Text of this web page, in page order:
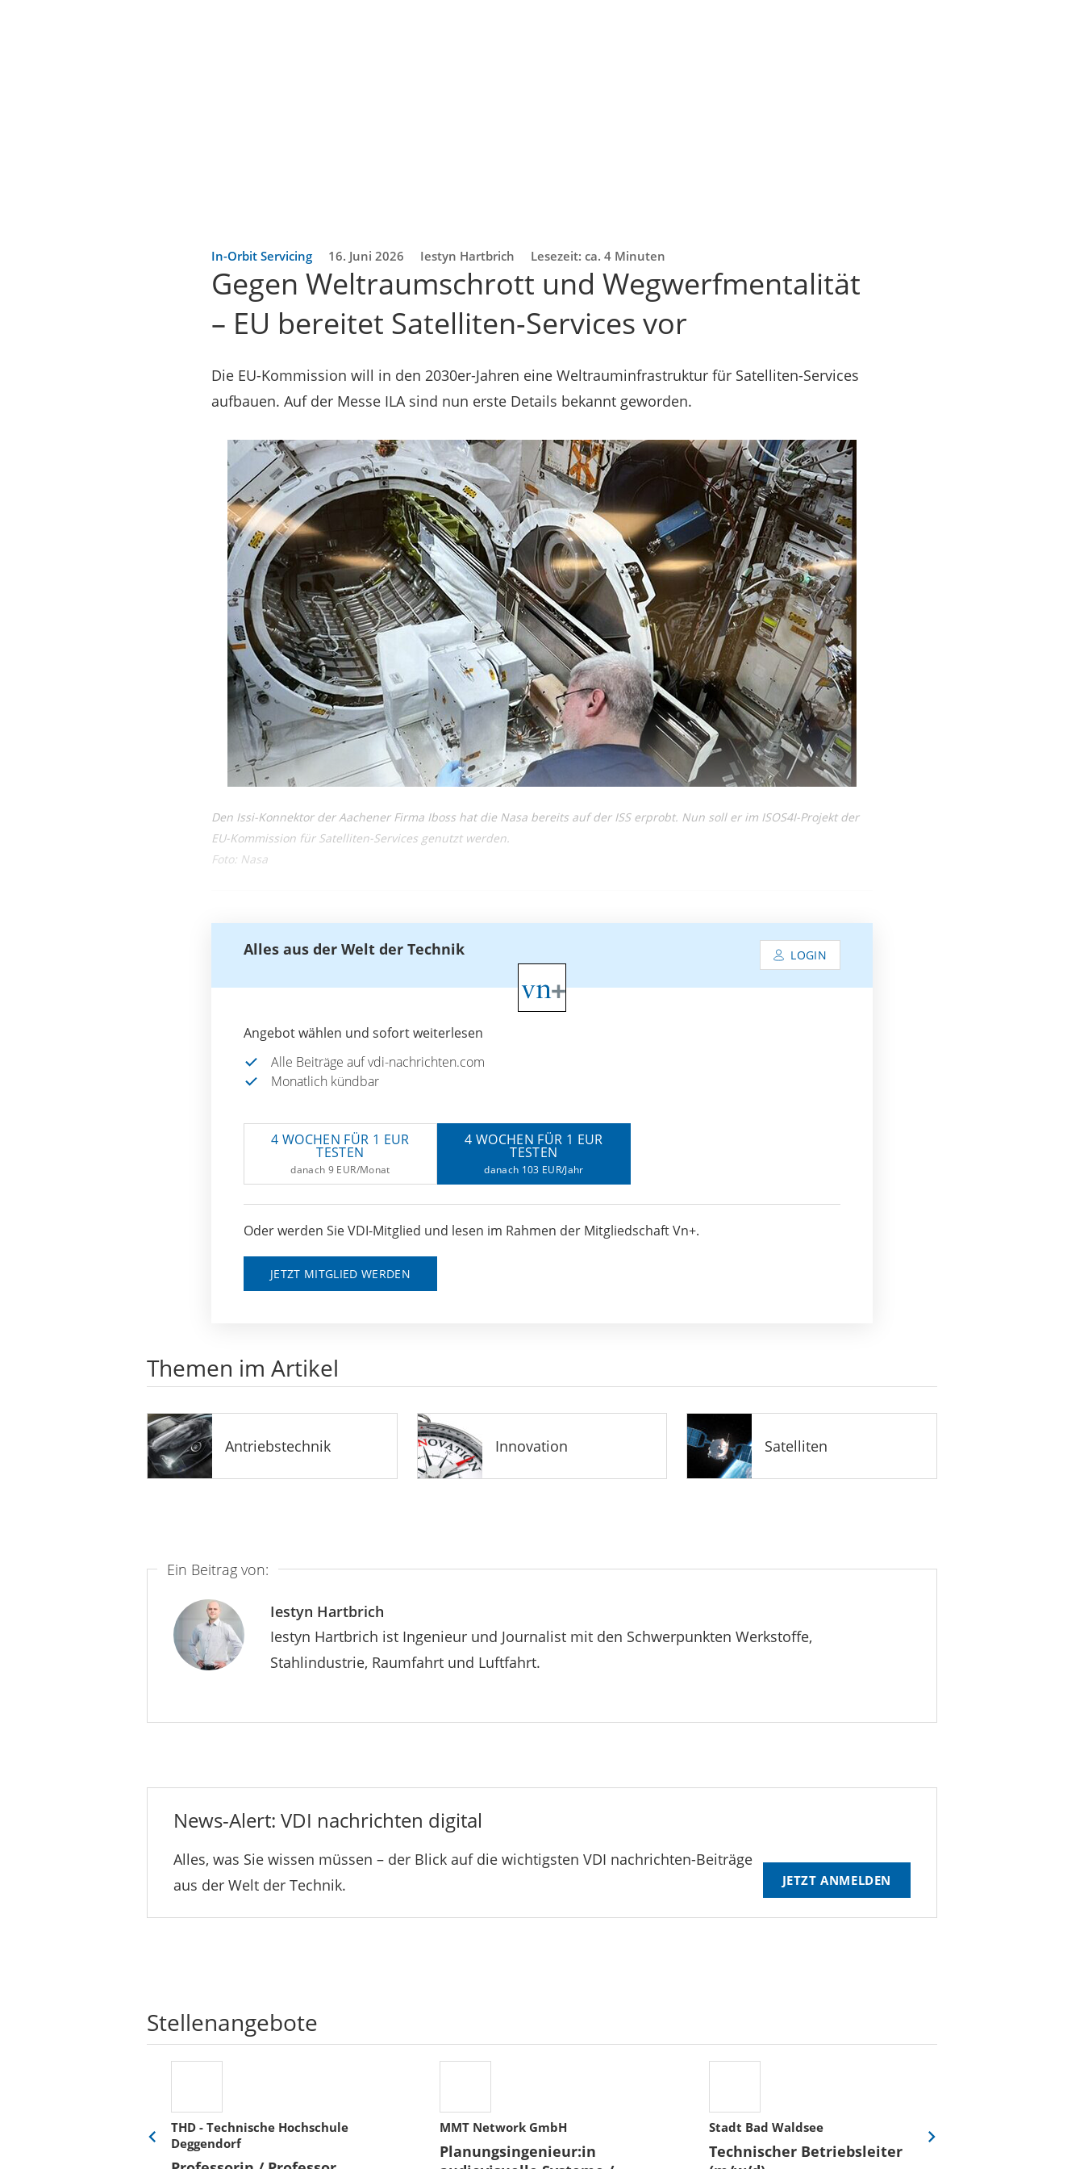
In-Orbit Servicing 16. Juni 2026 Iestyn Hartbrich Lesezeit: ca. 4 Minuten
Gegen Weltraumschrott und Wegwerfmentalität
– EU bereitet Satelliten-Services vor
Die EU-Kommission will in den 2030er-Jahren eine Weltrauminfrastruktur für Satelliten-Services
aufbauen. Auf der Messe ILA sind nun erste Details bekannt geworden.
Den Issi-Konnektor der Aachener Firma Iboss hat die Nasa bereits auf der ISS erprobt. Nun soll er im ISOS4I-Projekt der
EU-Kommission für Satelliten-Services genutzt werden.
Foto: Nasa
Alles aus der Welt der Technik LOGIN
Angebot wählen und sofort weiterlesen
Alle Beiträge auf vdi-nachrichten.com
Monatlich kündbar
4 WOCHEN FÜR 1 EUR
TESTEN
danach 9 EUR/Monat
4 WOCHEN FÜR 1 EUR
TESTEN
danach 103 EUR/Jahr
Oder werden Sie VDI-Mitglied und lesen im Rahmen der Mitgliedschaft Vn+.
JETZT MITGLIED WERDEN
Themen im Artikel
Antriebstechnik Innovation Satelliten
Ein Beitrag von:
Iestyn Hartbrich
Iestyn Hartbrich ist Ingenieur und Journalist mit den Schwerpunkten Werkstoffe,
Stahlindustrie, Raumfahrt und Luftfahrt.
News-Alert: VDI nachrichten digital
Alles, was Sie wissen müssen – der Blick auf die wichtigsten VDI nachrichten-Beiträge
aus der Welt der Technik.
JETZT ANMELDEN
Stellenangebote
THD - Technische Hochschule
Deggendorf
MMT Network GmbH
Planungsingenieur:in
Stadt Bad Waldsee
Technischer Betriebsleiter
Eine
Eine